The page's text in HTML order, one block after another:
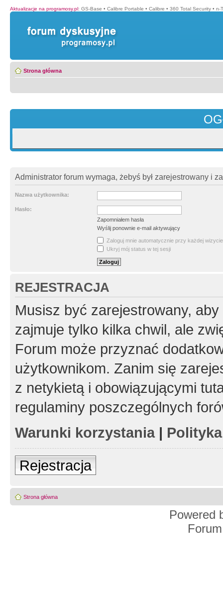
Aktualizacje na programosy.pl: GS-Base • Calibre Portable • Calibre • 360 Total Security • n-
Strona główna
Administrator forum wymaga, żebyś był zarejestrowany i
Nazwa użytkownika:
Hasło:
Zapomniałem hasła
Wyślij ponownie e-mail aktywujący
Zaloguj mnie automatycznie przy każdej wizycie
Ukryj mój status w tej sesji
REJESTRACJA
Musisz być zarejestrowany,
zajmuje tylko kilka chwil, ale
Forum może przyznać
użytkownikom. Zanim się
z netykietą i obowiązującymi
regulaminy poszczególnych
Warunki korzystania|
Rejestracja
Strona główna
Powered